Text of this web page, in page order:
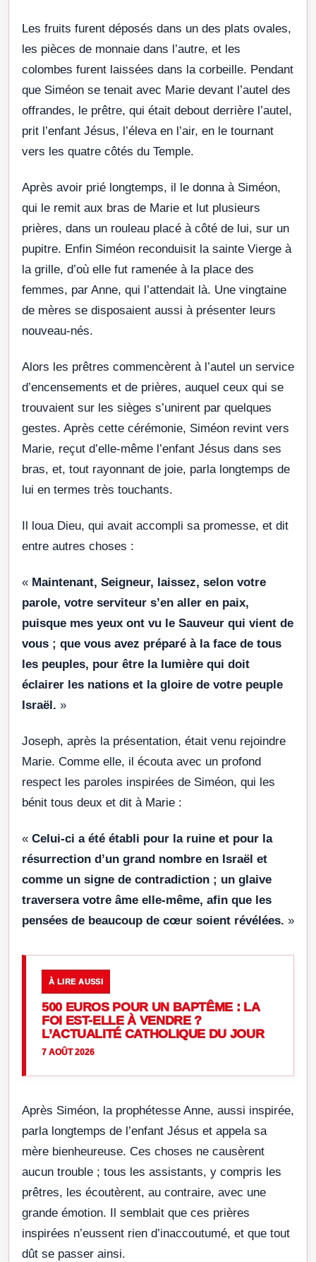
Les fruits furent déposés dans un des plats ovales,
les pièces de monnaie dans l’autre, et les
colombes furent laissées dans la corbeille. Pendant
que Siméon se tenait avec Marie devant l’autel des
offrandes, le prêtre, qui était debout derrière l’autel,
prit l’enfant Jésus, l’éleva en l’air, en le tournant
vers les quatre côtés du Temple.
Après avoir prié longtemps, il le donna à Siméon,
qui le remit aux bras de Marie et lut plusieurs
prières, dans un rouleau placé à côté de lui, sur un
pupitre. Enfin Siméon reconduisit la sainte Vierge à
la grille, d’où elle fut ramenée à la place des
femmes, par Anne, qui l’attendait là. Une vingtaine
de mères se disposaient aussi à présenter leurs
nouveau-nés.
Alors les prêtres commencèrent à l’autel un service
d’encensements et de prières, auquel ceux qui se
trouvaient sur les sièges s’unirent par quelques
gestes. Après cette cérémonie, Siméon revint vers
Marie, reçut d’elle-même l’enfant Jésus dans ses
bras, et, tout rayonnant de joie, parla longtemps de
lui en termes très touchants.
Il loua Dieu, qui avait accompli sa promesse, et dit
entre autres choses :
« Maintenant, Seigneur, laissez, selon votre
parole, votre serviteur s’en aller en paix,
puisque mes yeux ont vu le Sauveur qui vient de
vous ; que vous avez préparé à la face de tous
les peuples, pour être la lumière qui doit
éclairer les nations et la gloire de votre peuple
Israël. »
Joseph, après la présentation, était venu rejoindre
Marie. Comme elle, il écouta avec un profond
respect les paroles inspirées de Siméon, qui les
bénit tous deux et dit à Marie :
« Celui-ci a été établi pour la ruine et pour la
résurrection d’un grand nombre en Israël et
comme un signe de contradiction ; un glaive
traversera votre âme elle-même, afin que les
pensées de beaucoup de cœur soient révélées. »
À LIRE AUSSI
500 EUROS POUR UN BAPTÊME : LA
FOI EST-ELLE À VENDRE ?
L’ACTUALITÉ CATHOLIQUE DU JOUR
7 AOÛT 2026
Après Siméon, la prophétesse Anne, aussi inspirée,
parla longtemps de l’enfant Jésus et appela sa
mère bienheureuse. Ces choses ne causèrent
aucun trouble ; tous les assistants, y compris les
prêtres, les écoutèrent, au contraire, avec une
grande émotion. Il semblait que ces prières
inspirées n’eussent rien d’inaccoutumé, et que tout
dût se passer ainsi.